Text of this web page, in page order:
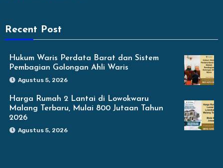
Recent Post
Hukum Waris Perdata Barat dan Sistem
Pembagian Golongan Ahli Waris
Agustus 5, 2026
Harga Rumah 2 Lantai di Lowokwaru
Malang Terbaru, Mulai 800 Jutaan Tahun
2026
Agustus 5, 2026